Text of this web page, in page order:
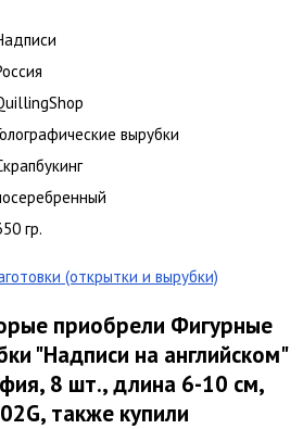
вырубки
гр.
(открытки и вырубки)
приобрели Фигурные
"Надписи на английском"
8 шт., длина 6-10 см,
также купили